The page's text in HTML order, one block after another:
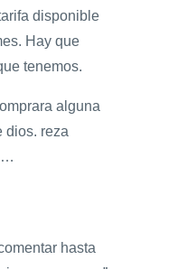
disponible
Hay que
tenemos.
alguna
dios. reza
hasta